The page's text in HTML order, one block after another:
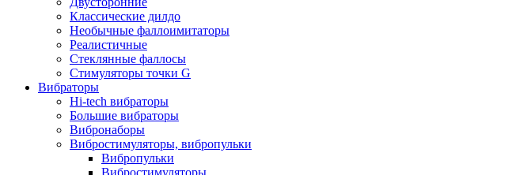
Классические дилдо
Необычные фаллоимитаторы
Реалистичные
Стеклянные фаллосы
Стимуляторы точки G
Вибраторы
Hi-tech вибраторы
Большие вибраторы
Вибронаборы
Вибростимуляторы, вибропульки
Вибропульки
Вибростимуляторы